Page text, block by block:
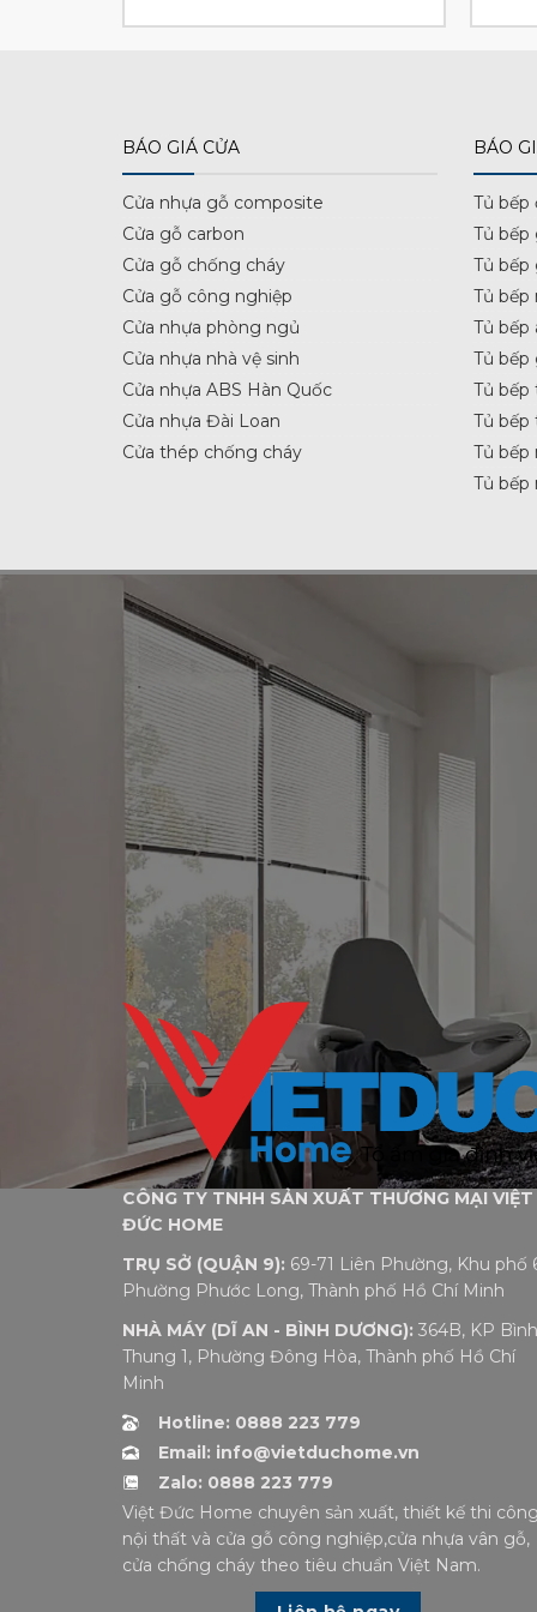
là:
tại
BÁO GIÁ CỬA
Cửa nhựa gỗ composite
Cửa gỗ carbon
Cửa gỗ chống cháy
Cửa gỗ công nghiệp
Cửa nhựa phòng ngủ
Cửa nhựa nhà vệ sinh
Cửa nhựa ABS Hàn Quốc
Cửa nhựa Đài Loan
Cửa thép chống cháy
BÁO
Tủ bếp
Tủ bếp
Tủ bếp
Tủ bếp
Tủ bếp
Tủ
Tủ bếp
Tủ
Tủ bếp
Tủ bếp
CÔNG TY TNHH SẢN XUẤT THƯƠNG MẠI VIỆT
ĐỨC HOME
TRỤ SỞ (QUẬN 9): 69-71 Liên Phường, Khu phố
Phường Phước Long, Thành phố Hồ Chí Minh
NHÀ MÁY (DĨ AN - BÌNH DƯƠNG): 364B, KP Bình
Thung 1, Phường Đông Hòa, Thành phố Hồ Chí
Minh
Hotline: 0888 223 779
Email: info@vietduchome.vn
Zalo: 0888 223 779
Việt Đức Home chuyên sản xuất, thiết kế thi công
nội thất và cửa gỗ công nghiệp,cửa nhựa vân gỗ,
cửa chống cháy theo tiêu chuẩn Việt Nam.